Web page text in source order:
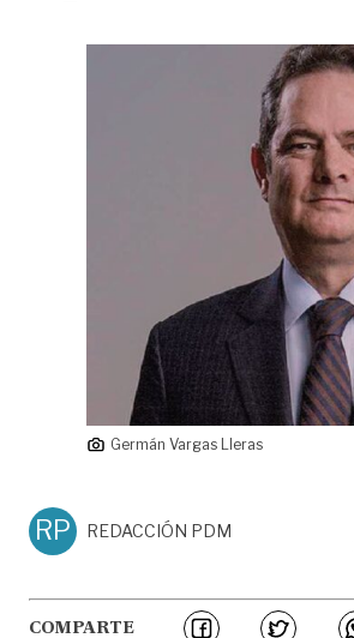
Germán Vargas Lleras
RP REDACCIÓN PDM
COMPARTE